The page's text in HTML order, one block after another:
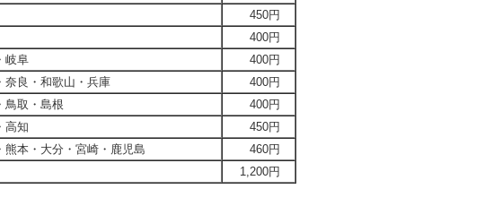
450円
400円
岐阜
400円
良・和歌山・兵庫
400円
取・島根
400円
高知
450円
本・大分・宮崎・鹿児島
460円
1,200円